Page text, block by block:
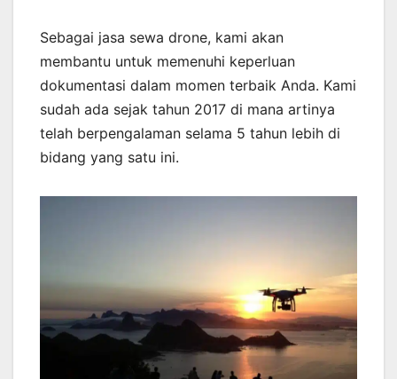
Sebagai jasa sewa drone, kami akan
membantu untuk memenuhi keperluan
dokumentasi dalam momen terbaik Anda. Kami
sudah ada sejak tahun 2017 di mana artinya
telah berpengalaman selama 5 tahun lebih di
bidang yang satu ini.